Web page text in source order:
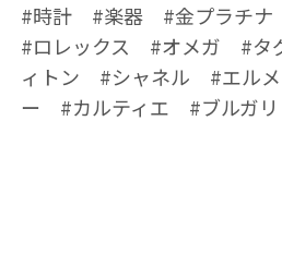
#時計 #楽器 #金プラチ
#ロレックス #オメガ #タ
ィトン #シャネル #エル
ー #カルティエ #ブルガリ